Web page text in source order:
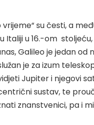
su česti, a
Italiji u 16.-om
Galileo je jedan od
je za izum
Jupiter i njegovi
sustav, te
znanstvenici, pa i